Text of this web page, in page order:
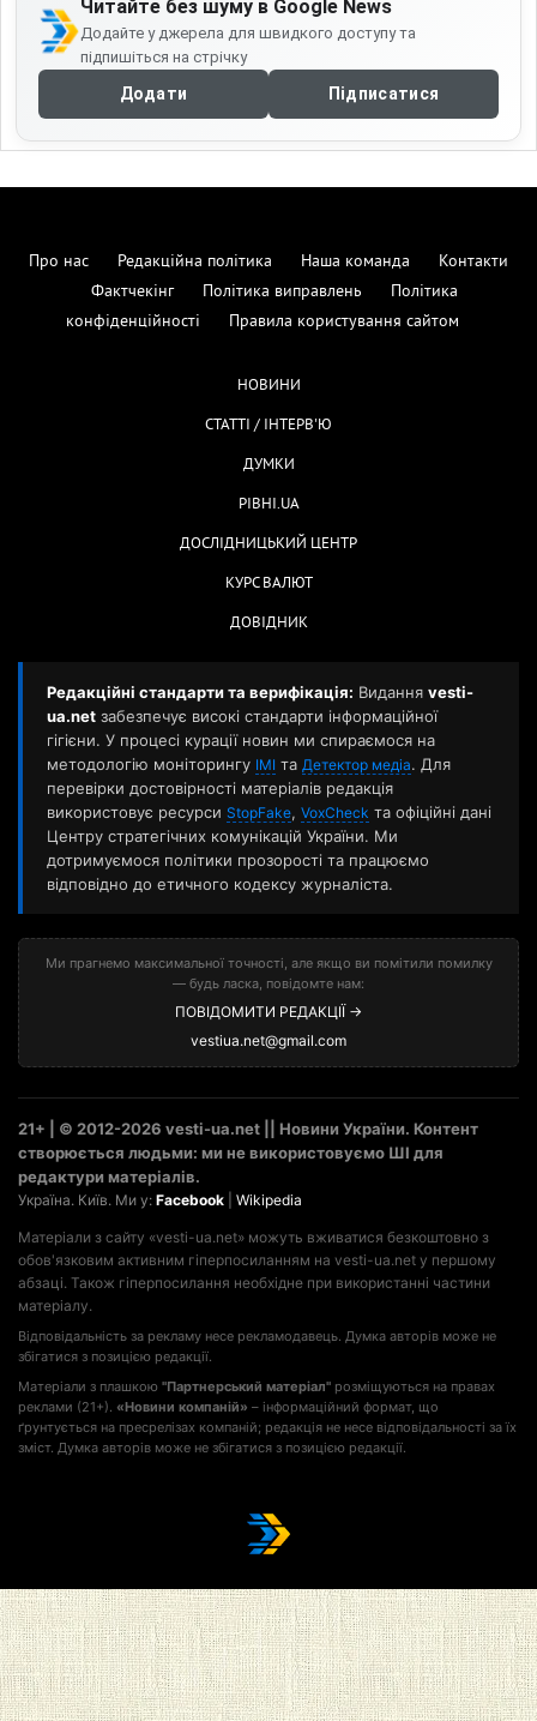
Читайте без шуму в Google News
Додайте у джерела для швидкого доступу та
підпишіться на стрічку
Додати Підписатися
Про нас Редакційна політика Наша команда
Контакти
Фактчекінг
Політика виправлень
Політика
конфіденційності
Правила користування сайтом
НОВИНИ
СТАТТІ / ІНТЕРВ'Ю
ДУМКИ
РІВНІ.UA
ДОСЛІДНИЦЬКИЙ ЦЕНТР
КУРС ВАЛЮТ
ДОВІДНИК
Редакційні стандарти та верифікація: Видання vesti-
ua.net забезпечує високі стандарти інформаційної
гігієни. У процесі курації новин ми спираємося на
методологію моніторингу ІМІ та Детектор медіа. Для
перевірки достовірності матеріалів редакція
використовує ресурси StopFake, VoxCheck та офіційні дані
Центру стратегічних комунікацій України. Ми
дотримуємося політики прозорості та працюємо
відповідно до етичного кодексу журналіста.
Ми прагнемо максимальної точності, але якщо ви помітили помилку
— будь ласка, повідомте нам:
ПОВІДОМИТИ РЕДАКЦІЇ →
vestiua.net@gmail.com
21+ | © 2012-2026 vesti-ua.net || Новини України. Контент
створюється людьми: ми не використовуємо ШІ для
редактури матеріалів.
Україна. Київ. Ми у: Facebook Wikipedia
Матеріали з сайту «vesti-ua.net» можуть вживатися безкоштовно з
обов'язковим активним гіперпосиланням на vesti-ua.net у першому
абзаці. Також гіперпосилання необхідне при використанні частини
матеріалу.
Відповідальність за рекламу несе рекламодавець. Думка авторів може не
збігатися з позицією редакції.
Матеріали з плашкою "Партнерський матеріал" розміщуються на правах
реклами (21+). «Новини компаній» – інформаційний формат, що
ґрунтується на пресрелізах компаній; редакція не несе відповідальності за їх
зміст. Думка авторів може не збігатися з позицією редакції.